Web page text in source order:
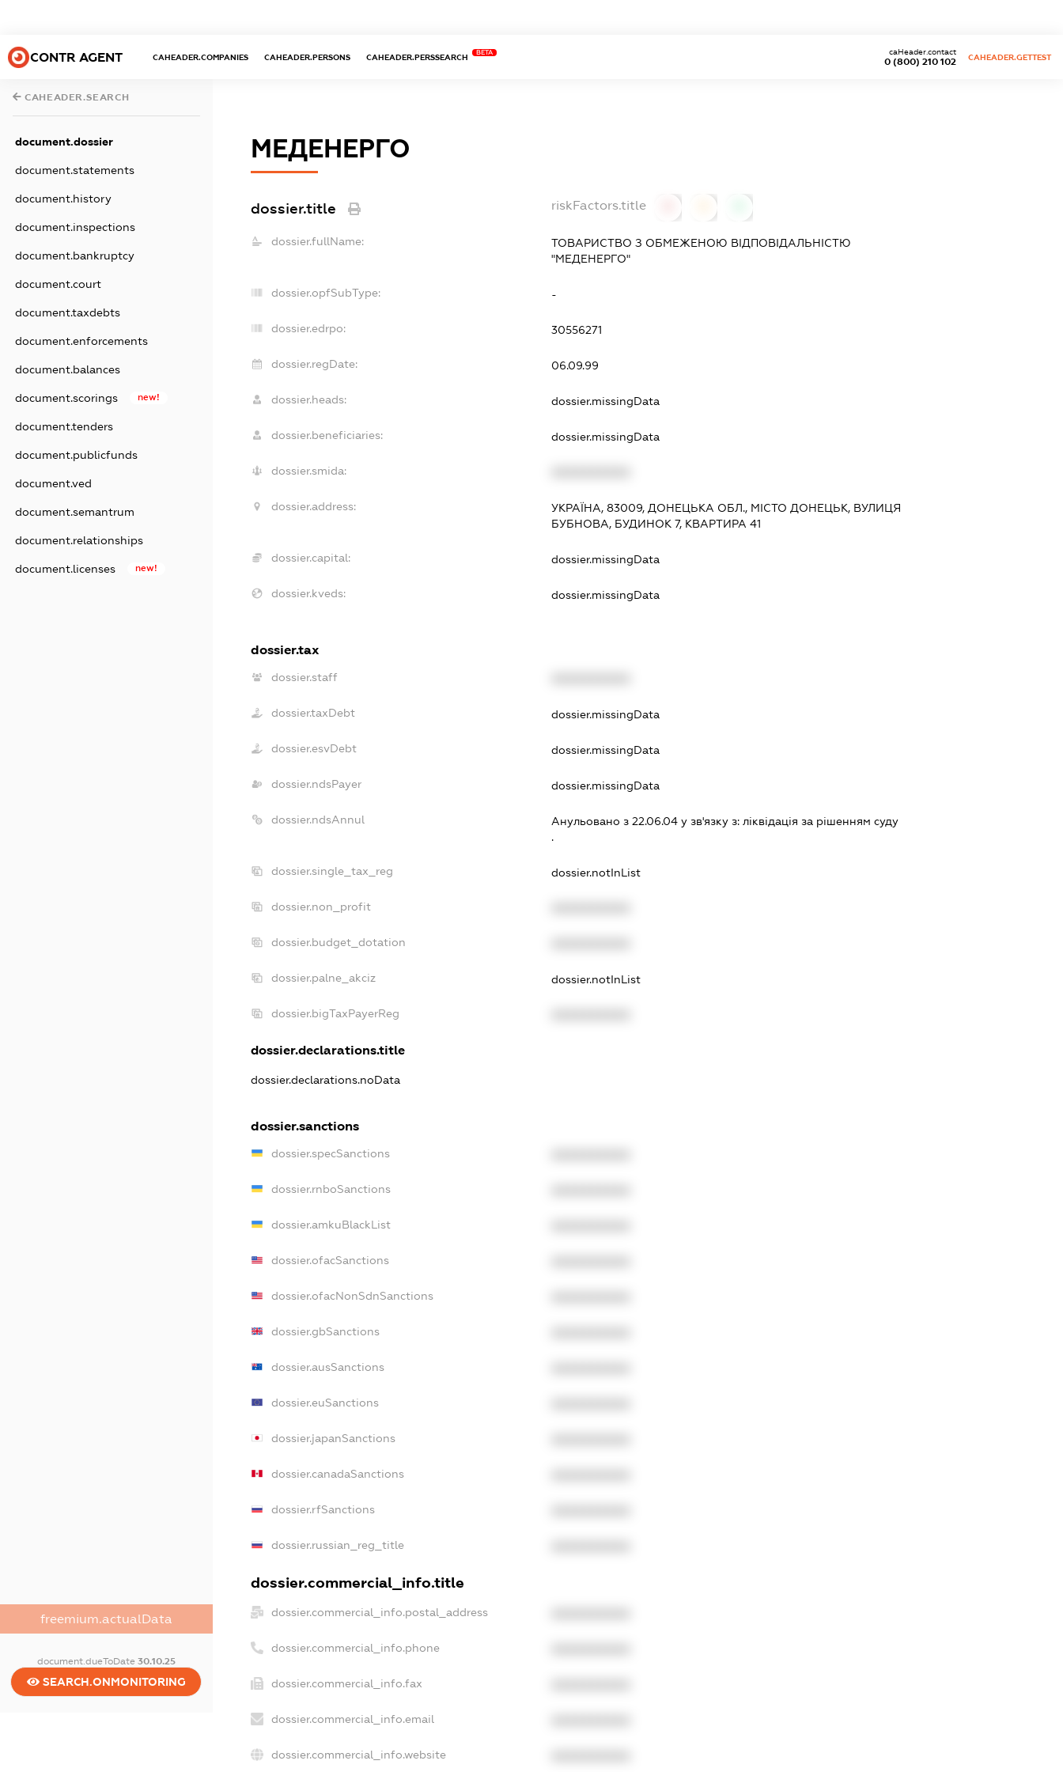
CONTR AGENT CAHEADER.COMPANIES CAHEADER.PERSONS CAHEADER.PERSSEARCH
BETA
0 (800) 210 102
caHeader.contact
CAHEADER.GETTEST
CAHEADER.SEARCH
document.dossier
document.statements
document.history
document.inspections
document.bankruptcy
document.court
document.taxdebts
document.enforcements
document.balances
document.scorings new!
document.tenders
document.publicfunds
document.ved
document.semantrum
document.relationships
document.licenses new!
freemium.actualData
document.dueToDate 30.10.25
SEARCH.ONMONITORING
МЕДЕНЕРГО
dossier.title riskFactors.title
dossier.fullName:
ТОВАРИСТВО З ОБМЕЖЕНОЮ ВІДПОВІДАЛЬНІСТЮ
"МЕДЕНЕРГО"
dossier.opfSubType: -
dossier.edrpo: 30556271
dossier.regDate: 06.09.99
dossier.heads: dossier.missingData
dossier.beneficiaries: dossier.missingData
dossier.smida:
dossier.address:
УКРАЇНА, 83009, ДОНЕЦЬКА ОБЛ., МІСТО ДОНЕЦЬК, ВУЛИЦЯ
БУБНОВА, БУДИНОК 7, КВАРТИРА 41
dossier.capital: dossier.missingData
dossier.kveds: dossier.missingData
dossier.tax
dossier.staff
dossier.taxDebt dossier.missingData
dossier.esvDebt dossier.missingData
dossier.ndsPayer dossier.missingData
dossier.ndsAnnul Анульовано з 22.06.04 у зв'язку з: лiквiдацiя за рiшенням суду
.
dossier.single_tax_reg dossier.notInList
dossier.non_profit
dossier.budget_dotation
dossier.palne_akciz dossier.notInList
dossier.bigTaxPayerReg
dossier.declarations.title
dossier.declarations.noData
dossier.sanctions
dossier.specSanctions
dossier.rnboSanctions
dossier.amkuBlackList
dossier.ofacSanctions
dossier.ofacNonSdnSanctions
dossier.gbSanctions
dossier.ausSanctions
dossier.euSanctions
dossier.japanSanctions
dossier.canadaSanctions
dossier.rfSanctions
dossier.russian_reg_title
dossier.commercial_info.title
dossier.commercial_info.postal_address
dossier.commercial_info.phone
dossier.commercial_info.fax
dossier.commercial_info.email
dossier.commercial_info.website